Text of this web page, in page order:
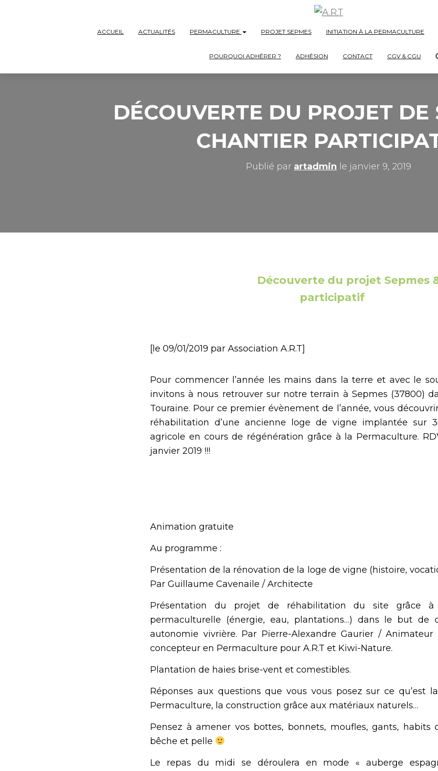
ACCUEIL ACTUALITÉS PERMACULTURE PROJET SEPMES INITIATION À LA PERMACULTURE
POURQUOI ADHÉRER ? ADHÉSION CONTACT CGV & CGU
DÉCOUVERTE DU PROJET DE
CHANTIER
Publié par artadmin le janvier 9, 2019
Découverte du projet Sepmes
participatif
[le 09/01/2019 par Association A.R.T]
Pour commencer l’année les mains dans la terre et avec le
invitons à nous retrouver sur notre terrain à Sepmes (37800)
Touraine. Pour ce premier évènement de l’année, vous
réhabilitation d’une ancienne loge de vigne implantée sur
agricole en cours de régénération grâce à la Permaculture.
janvier 2019 !!!
Animation gratuite
Au programme :
Présentation de la rénovation de la loge de vigne (histoire,
Par Guillaume Cavenaile / Architecte
Présentation du projet de réhabilitation du site grâce à
permaculturelle (énergie, eau, plantations…) dans le but de
autonomie vivrière. Par Pierre-Alexandre Gaurier /
concepteur en Permaculture pour A.R.T et Kiwi-Nature.
Plantation de haies brise-vent et comestibles.
Réponses aux questions que vous vous posez sur ce qu’est
Permaculture, la construction grâce aux matériaux naturels…
Pensez à amener vos bottes, bonnets, moufles, gants, habits
bêche et pelle
Le repas du midi se déroulera en mode « auberge